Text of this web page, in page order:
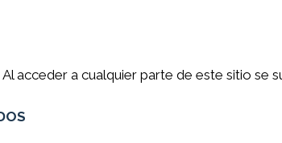
acceder a cualquier parte de este sitio se